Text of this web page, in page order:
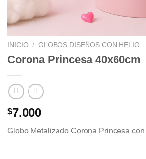
INICIO / GLOBOS DISEÑOS CON HELIO
Corona Princesa 40x60cm
$7.000
Globo Metalizado Corona Princesa